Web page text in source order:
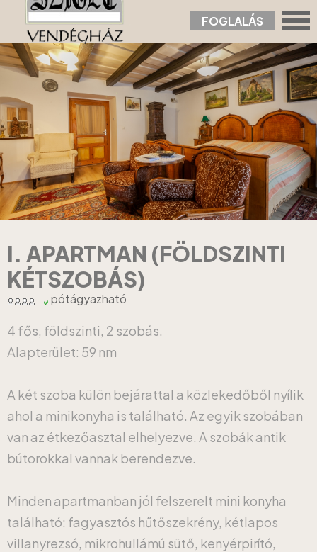
FOGLALÁS
Nyitólap › Apartmanok I. Apartman (földszinti kétszobás)
I. APARTMAN (FÖLDSZINTI
KÉTSZOBÁS)
pótágyazható
4 fős, földszinti, 2 szobás.
Alapterület: 59 nm
A két szoba külön bejárattal a közlekedőből nyílik
ahol a minikonyha is található. Az egyik szobában
van az étkezőasztal elhelyezve. A szobák antik
bútorokkal vannak berendezve.
Minden apartmanban jól felszerelt mini konyha
található: fagyasztós hűtőszekrény, kétlapos
villanyrezsó, mikrohullámú sütő, kenyérpirító,